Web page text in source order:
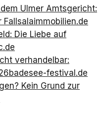
Ulmer Amtsgericht:
Fallsalaimmobilien.de
Die Liebe auf
verhandelbar:
badesee-festival.de
Kein Grund zur